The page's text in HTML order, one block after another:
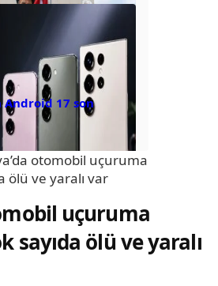
Android 17 son
otomobil uçuruma
ölü ve yaralı var
uçuruma
sayıda ölü ve yaralı